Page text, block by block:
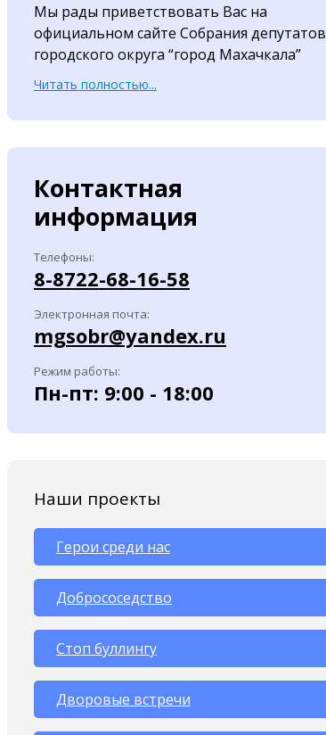
Мы рады приветствовать Вас на
официальном сайте Собрания депутатов
городского округа “город Махачкала”
Читать полностью...
Контактная
информация
Телефоны:
8-8722-68-16-58
Электронная почта:
mgsobr@yandex.ru
Режим работы:
Пн-пт: 9:00 - 18:00
Наши проекты
Герои среди нас
Добрососедство
Стоп буллингу
Дворовые встречи